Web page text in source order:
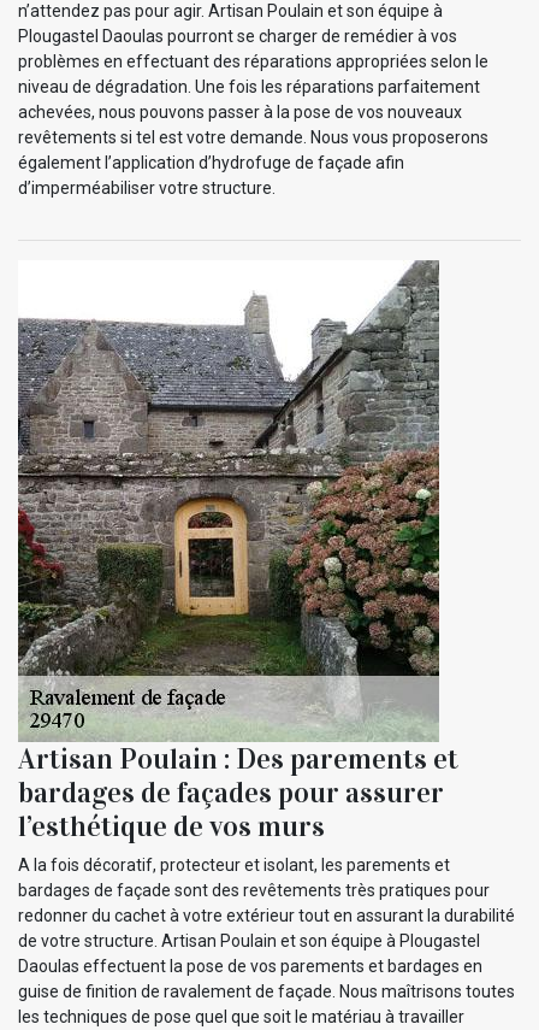
n’attendez pas pour agir. Artisan Poulain et son équipe à
Plougastel Daoulas pourront se charger de remédier à vos
problèmes en effectuant des réparations appropriées selon le
niveau de dégradation. Une fois les réparations parfaitement
achevées, nous pouvons passer à la pose de vos nouveaux
revêtements si tel est votre demande. Nous vous proposerons
également l’application d’hydrofuge de façade afin
d’imperméabiliser votre structure.
Artisan Poulain : Des parements et
bardages de façades pour assurer
l’esthétique de vos murs
A la fois décoratif, protecteur et isolant, les parements et
bardages de façade sont des revêtements très pratiques pour
redonner du cachet à votre extérieur tout en assurant la durabilité
de votre structure. Artisan Poulain et son équipe à Plougastel
Daoulas effectuent la pose de vos parements et bardages en
guise de finition de ravalement de façade. Nous maîtrisons toutes
les techniques de pose quel que soit le matériau à travailler